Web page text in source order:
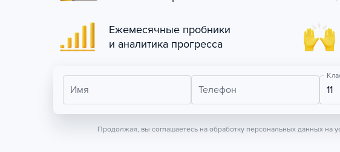
Ежемесячные пробники
и аналитика прогресса
Имя Телефон 11
Продолжая, вы соглашаетесь на обработку персональных данных на